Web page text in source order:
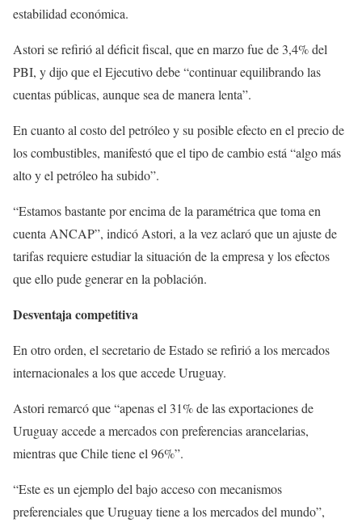
estabilidad económica.
Astori se refirió al déficit fiscal, que en marzo fue de 3,4% del
PBI, y dijo que el Ejecutivo debe “continuar equilibrando las
cuentas públicas, aunque sea de manera lenta”.
En cuanto al costo del petróleo y su posible efecto en el precio de
los combustibles, manifestó que el tipo de cambio está “algo más
alto y el petróleo ha subido”.
“Estamos bastante por encima de la paramétrica que toma en
cuenta ANCAP”, indicó Astori, a la vez aclaró que un ajuste de
tarifas requiere estudiar la situación de la empresa y los efectos
que ello pude generar en la población.
Desventaja competitiva
En otro orden, el secretario de Estado se refirió a los mercados
internacionales a los que accede Uruguay.
Astori remarcó que “apenas el 31% de las exportaciones de
Uruguay accede a mercados con preferencias arancelarias,
mientras que Chile tiene el 96%”.
“Este es un ejemplo del bajo acceso con mecanismos
preferenciales que Uruguay tiene a los mercados del mundo”,